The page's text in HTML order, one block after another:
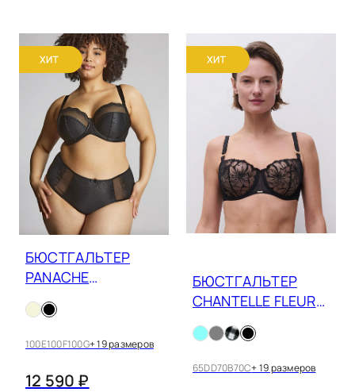
БЮСТГАЛЬТЕР
PANACHE
ESME 10921
100E100F100G+ 19 размеров
12 590 ₽
БЮСТГАЛЬТЕР
CHANTELLE FLEURS
C12M50
65DD70B70C+ 19 размеров